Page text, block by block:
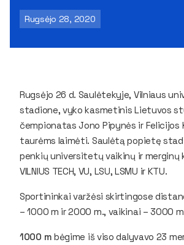
Rugsėjo 28, 2020
Rugsėjo 26 d. Saulėtekyje, Vilniaus
stadione, vyko kasmetinis Lietuvos
čempionatas Jono Pipynės ir Felicijos
taurėms laimėti. Saulėtą popietę
penkių universitetų vaikinų ir merginų
VILNIUS TECH, VU, LSU, LSMU ir KTU.
Sportininkai varžėsi skirtingose
– 1000 m ir 2000 m., vaikinai – 3000
1000 m bėgime iš viso dalyvavo 23